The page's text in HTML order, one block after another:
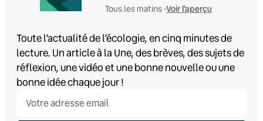
Tous les matins •Voir l'aperçu
Toute l’actualité de l’écologie, en cinq minutes de
lecture. Un article à la Une, des brèves, des sujets de
réflexion, une vidéo et une bonne nouvelle ou une
bonne idée chaque jour !